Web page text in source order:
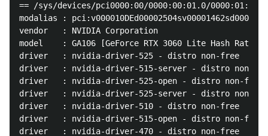
== /sys/devices/pci0000:00/0000:00:01.0/
modalias :
vendor   : NVIDIA Corporation
model    : GA106 [GeForce RTX 3060 Lite Hash Rate]
driver   : nvidia-driver-525 - distro non-free
driver   : nvidia-driver-515-server - distro non-
driver   : nvidia-driver-525-open - distro non-free
driver   : nvidia-driver-525-server - distro non-
driver   : nvidia-driver-510 - distro non-free
driver   : nvidia-driver-515-open - distro non-free
driver   : nvidia-driver-470 - distro non-free